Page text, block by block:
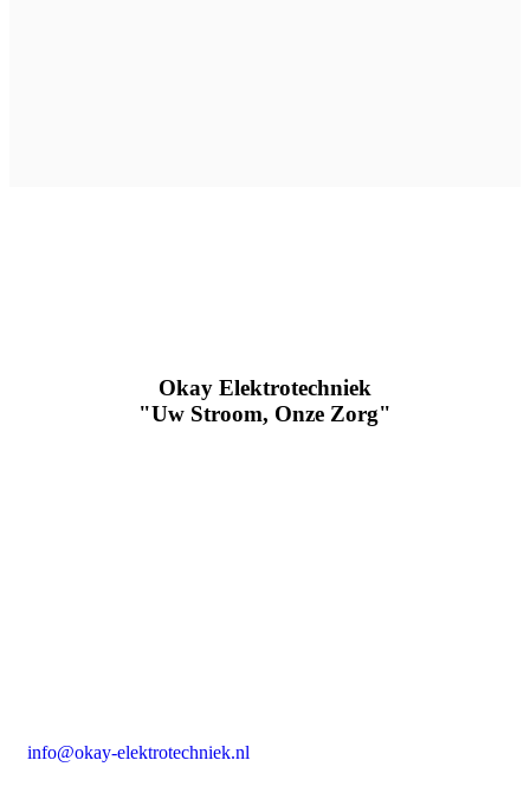
Okay Elektrotechniek
"Uw Stroom, Onze Zorg"
info@okay-elektrotechniek.nl